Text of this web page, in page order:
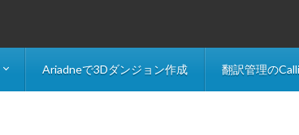
Ariadneで3Dダンジョン作成 翻訳管理の